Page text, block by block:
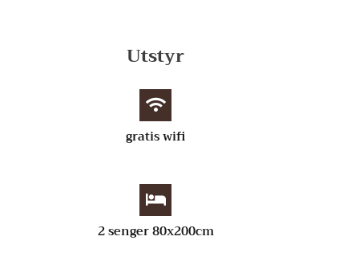
Utstyr
gratis wifi
2 senger 80x200cm